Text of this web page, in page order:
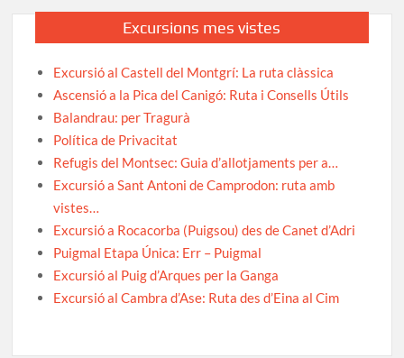
Excursions mes vistes
Excursió al Castell del Montgrí: La ruta clàssica
Ascensió a la Pica del Canigó: Ruta i Consells Útils
Balandrau: per Tragurà
Política de Privacitat
Refugis del Montsec: Guia d’allotjaments per a…
Excursió a Sant Antoni de Camprodon: ruta amb
vistes…
Excursió a Rocacorba (Puigsou) des de Canet d’Adri
Puigmal Etapa Única: Err – Puigmal
Excursió al Puig d’Arques per la Ganga
Excursió al Cambra d’Ase: Ruta des d’Eina al Cim